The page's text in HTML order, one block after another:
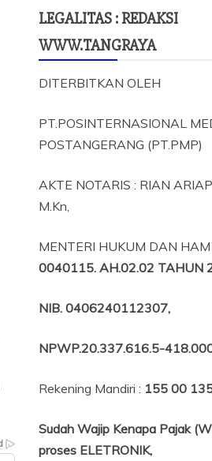
LEGALITAS : REDAKSI
WWW.TANGRAYA
DITERBITKAN OLEH
PT.POSINTERNASIONAL
POSTANGERANG (PT.PMP)
AKTE NOTARIS : RIAN
M.Kn,
MENTERI HUKUM DAN HAM
0040115. AH.02.02 TAHUN
NIB. 0406240112307,
NPWP.20.337.616.5-
Rekening Mandiri : 155 00
Sudah Wajip Kenapa Pajak
proses ELETRONIK,